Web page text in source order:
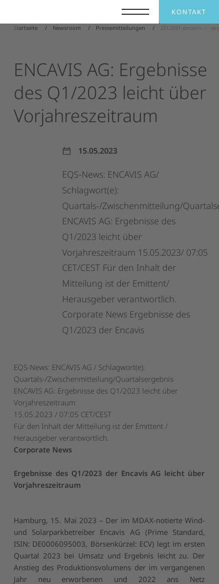
KONTAKT
Startseite Newsroom Pressemitteilungen 2512091-encavis-ag-
ENCAVIS AG: Ergebnisse
des Q1/2023 leicht über
Vorjahreszeitraum
15.05.2023
EQS-News: ENCAVIS AG/
Schlagwort(e):
Quartals-/Zwischenmitteilung/
ENCAVIS AG: Ergebnisse des
Q1/2023 leicht über
Vorjahreszeitraum 15.05.2023/ 07:05
CET/CEST Für den Inhalt der
Mitteilung ist der Emittent/
Herausgeber verantwortlich.
Corporate News Ergebnisse des
Q1/2023 der Encavis
EQS-News: ENCAVIS AG / Schlagwort(e):
Quartals-/Zwischenmitteilung/Quartalsergebnis
ENCAVIS AG: Ergebnisse des Q1/2023 leicht über
Vorjahreszeitraum
15.05.2023 / 07:05 CET/CEST
Für den Inhalt der Mitteilung ist der Emittent /
Herausgeber verantwortlich.
Corporate News
Ergebnisse des Q1/2023 der Encavis AG leicht über
Vorjahreszeitraum
Hamburg, 15. Mai 2023 – Der im MDAX-notierte Wind-
und Solarparkbetreiber Encavis AG (Prime Standard,
ISIN: DE0006095003, Börsenkürzel: ECV) legt im ersten
Quartal 2023 bei Umsatz und Ergebnis leicht zu. Der
Anstieg des Produktionsvolumens der im vergangenen
Jahr neu erworbenen und 2022 ans Netz